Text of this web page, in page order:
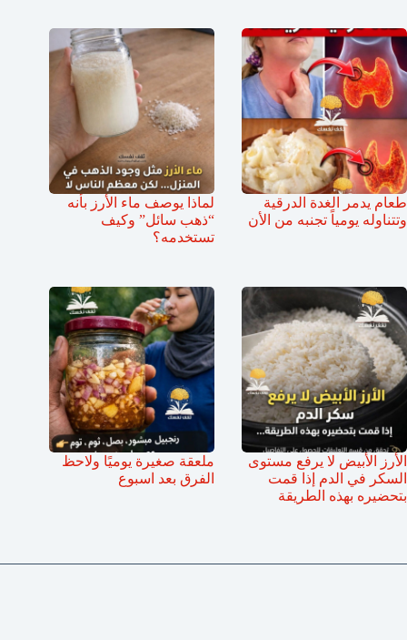
طعام يدمر الغدة الدرقية
وتتناوله يومياً تجنبه من الأن
لماذا يوصف ماء الأرز بأنه
“ذهب سائل” وكيف
تستخدمه؟
الأرز الأبيض لا يرفع مستوى
السكر في الدم إذا قمت
بتحضيره بهذه الطريقة
ملعقة صغيرة يوميًا ولاحظ
الفرق بعد اسبوع